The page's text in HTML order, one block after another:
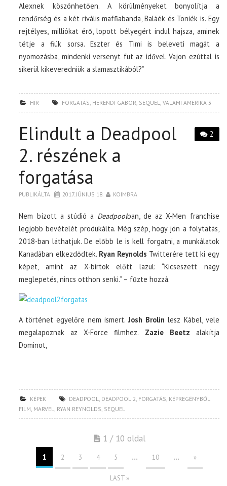
Alexnek köszönhetően. A körülményeket bonyolítja a
rendőrség és a két rivális maffiabanda, Baláék és Toniék is. Egy
rejtélyes, milliókat érő, lopott bélyegért indul hajsza, aminek
tétje a fiúk sorsa. Eszter és Timi is beleveti magát a
nyomozásba, mindenki versenyt fut az idővel. Vajon ezúttal is
sikerül kikeveredniük a slamasztikából?”
HÍR FORGATÁS, HERENDI GÁBOR, SEQUEL,VALAMI AMERIKA 3
2
Elindult a Deadpool
2. részének a
forgatása
PUBLIKÁLTA 2017. JÚNIUS 18. KOIMBRA
Nem bízott a stúdió a Deadpoolban, de az X-Men franchise
legjobb bevételét produkálta. Még szép, hogy jön a folytatás,
2018-ban láthatjuk. De előbb le is kell forgatni, a munkálatok
Kanadában elkezdődtek. Ryan Reynolds Twitterére tett ki egy
képet, amint az X-birtok előtt lazul: “Kicseszett nagy
meglepetés, nincs otthon senki.” – fűzte hozzá.
A történet egyelőre nem ismert.Josh Brolin lesz Kábel, vele
megalapoznak az X-Force filmhez. Zazie Beetz alakítja
Dominot,
KÉPEK DEADPOOL, DEADPOOL 2, FORGATÁS, KÉPREGÉNYBŐL
FILM, MARVEL, RYAN REYNOLDS, SEQUEL
1 / 10 oldal
1 2 3 4 5 ... 10 ... »
LAST »